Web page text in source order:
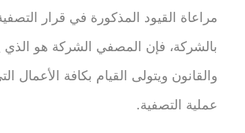
مراعاة القيود المذكورة في قرار
بالشركة، فإن المصفي الشركة هو الذي
والقانون ويتولى القيام بكافة الأعمال
عملية التصفية.